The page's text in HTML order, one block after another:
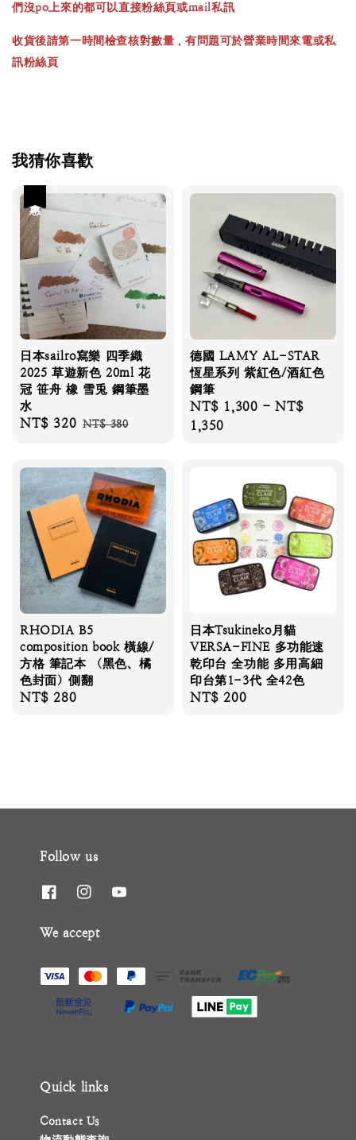
們沒po上來的都可以直接粉絲頁或mail私訊
收貨後請第一時間檢查核對數量，有問題可於營業時間來電或私
訊粉絲頁
我猜你喜歡
日本sailro寫樂 四季織
2025 草遊新色 20ml 花
冠 笹舟 橡 雪兎 鋼筆墨
水
Sale
NT$ 320 Regular
NT$ 380
德國 LAMY AL-STAR
恆星系列 紫紅色/酒紅色
鋼筆
Regular
price
NT$ 1,300 -NT$
1,350
RHODIA B5
composition book 橫線/
方格 筆記本 （黑色、橘
色封面）側翻
Regular
NT$ 280
日本Tsukineko月貓
VERSA-FINE 多功能速
乾印台 全功能 多用高細
印台第1-3代 全42色
Regular
NT$ 200
Follow us
We accept
Quick links
Contact Us